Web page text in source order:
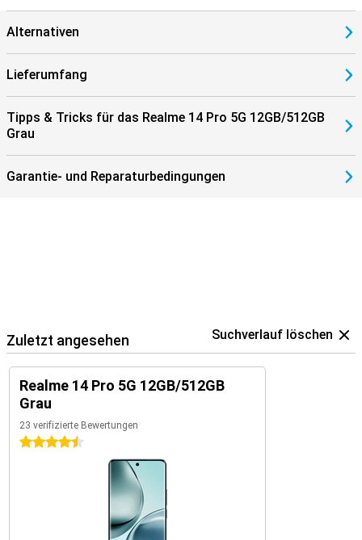
Batteriemanagement, Hintergrundoptimierung und intelligente
Alternativen
Lieferumfang
Tipps & Tricks für das Realme 14 Pro 5G 12GB/512GB
Grau
Garantie- und Reparaturbedingungen
Zuletzt angesehen Suchverlauf löschen
Realme 14 Pro 5G 12GB/512GB
Grau
23 verifizierte Bewertungen
4.5 Sterne